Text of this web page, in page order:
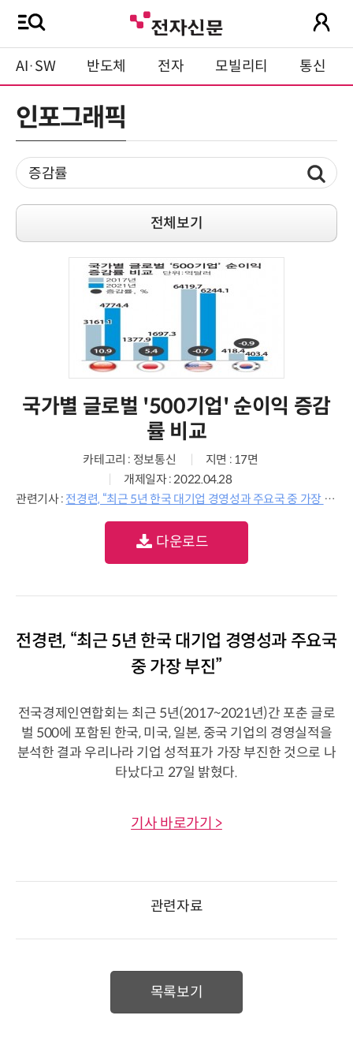
AI·SW 반도체 전자 모빌리티 통신
인포그래픽
전체보기
국가별 글로벌 '500기업' 순이익 증감
률 비교
카테고리 : 정보통신
지면 : 17면
개제일자 : 2022.04.28
관련기사 : 전경련, “최근 5년 한국 대기업 경영성과 주요국 중 가장 부진”
다운로드
전경련, “최근 5년 한국 대기업 경영성과 주요국
중 가장 부진”
전국경제인연합회는 최근 5년(2017~2021년)간 포춘 글로
벌 500에 포함된 한국, 미국, 일본, 중국 기업의 경영실적을
분석한 결과 우리나라 기업 성적표가 가장 부진한 것으로 나
타났다고 27일 밝혔다.
기사 바로가기 >
관련자료
목록보기